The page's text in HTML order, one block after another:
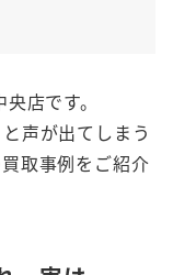
店です。
声が出てしまう
取事例をご紹介